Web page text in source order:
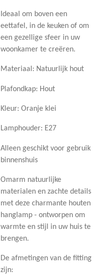
Ideaal om boven een
eettafel, in de keuken of om
een ​​gezellige sfeer in uw
woonkamer te creëren.
Materiaal: Natuurlijk hout
Plafondkap: Hout
Kleur: Oranje klei
Lamphouder: E27
Alleen geschikt voor gebruik
binnenshuis
Omarm natuurlijke
materialen en zachte details
met deze charmante houten
hanglamp - ontworpen om
warmte en stijl in uw huis te
brengen.
De afmetingen van de fitting
zijn: